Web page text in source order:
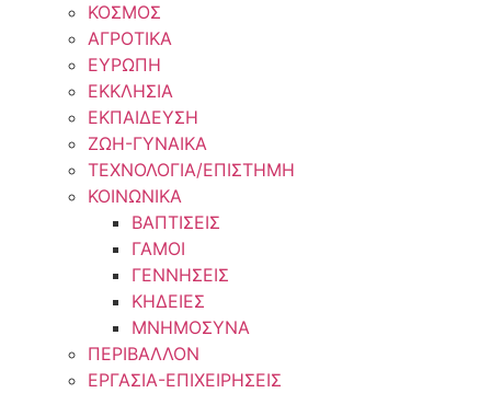
ΚΟΣΜΟΣ
ΑΓΡΟΤΙΚΑ
ΕΥΡΩΠΗ
ΕΚΚΛΗΣΙΑ
ΕΚΠΑΙΔΕΥΣΗ
ΖΩΗ-ΓΥΝΑΙΚΑ
ΤΕΧΝΟΛΟΓΙΑ/ΕΠΙΣΤΗΜΗ
ΚΟΙΝΩΝΙΚΑ
ΒΑΠΤΙΣΕΙΣ
ΓΑΜΟΙ
ΓΕΝΝΗΣΕΙΣ
ΚΗΔΕΙΕΣ
ΜΝΗΜΟΣΥΝΑ
ΠΕΡΙΒΑΛΛΟΝ
ΕΡΓΑΣΙΑ-ΕΠΙΧΕΙΡΗΣΕΙΣ